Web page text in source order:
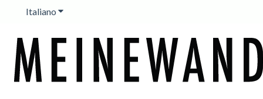
Italiano Mostra sottomenu per le traduzioni